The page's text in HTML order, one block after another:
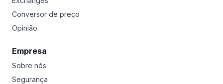
Conversor de preço
Opinião
Empresa
Sobre nós
Segurança